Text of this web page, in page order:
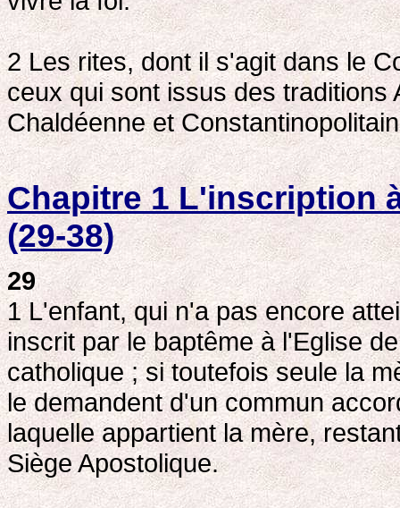
2 Les rites, dont il s'agit dans le
ceux qui sont issus des traditions
Chaldéenne et
Chapitre 1 L'inscription
(29-38)
29
1 L'enfant, qui n'a pas encore
inscrit par le baptême à l'Eglise
catholique ; si toutefois seule la
le demandent d'un commun
laquelle appartient la mère,
Siège Apostolique.